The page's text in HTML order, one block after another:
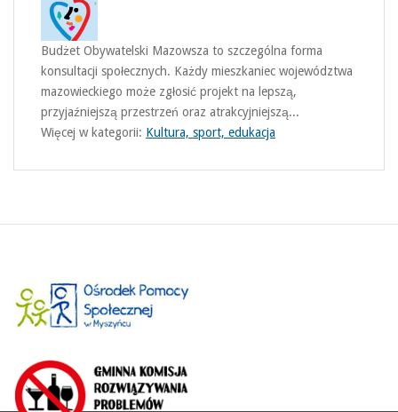
Budżet Obywatelski Mazowsza to szczególna forma
konsultacji społecznych. Każdy mieszkaniec województwa
mazowieckiego może zgłosić projekt na lepszą,
przyjaźniejszą przestrzeń oraz atrakcyjniejszą...
Więcej w kategorii: Kultura, sport, edukacja